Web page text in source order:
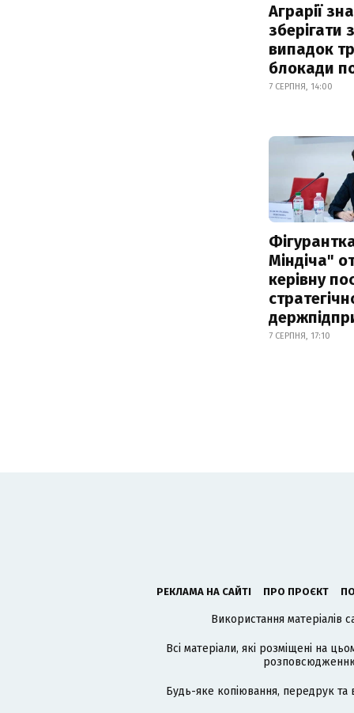
Аграрії
зберігати
випадок
блокади
7 СЕРПНЯ, 14:00
Міндіча"
керівну
7 СЕРПНЯ, 17:10
РЕКЛАМА НА САЙТІ ПРО ПРОЄКТ
Використання матеріалів
Всі матеріали, які розміщені на
розповсюдженню
Будь-яке копіювання, передрук та